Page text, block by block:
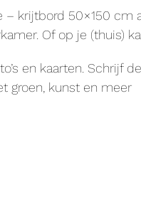
krijtbord 50×150 cm
Of op je (thuis)
en kaarten. Schrijf
groen, kunst en meer